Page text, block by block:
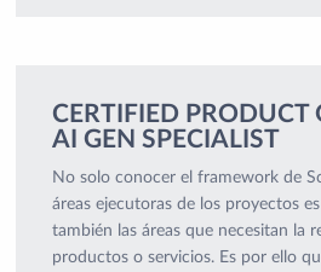
CERTIFIED PRODUCT
AI GEN SPECIALIST
No solo conocer el framework de
áreas ejecutoras de los proyectos
también las áreas que necesitan la
productos o servicios. Es por ello